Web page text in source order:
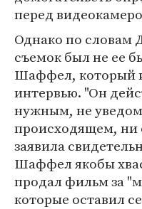
перед
Однако по словам
съемок был не ее
Шаффел, который
интервью. "Он
нужным, не
происходящем, ни
заявила
Шаффел якобы
продал фильм за
которые оставил